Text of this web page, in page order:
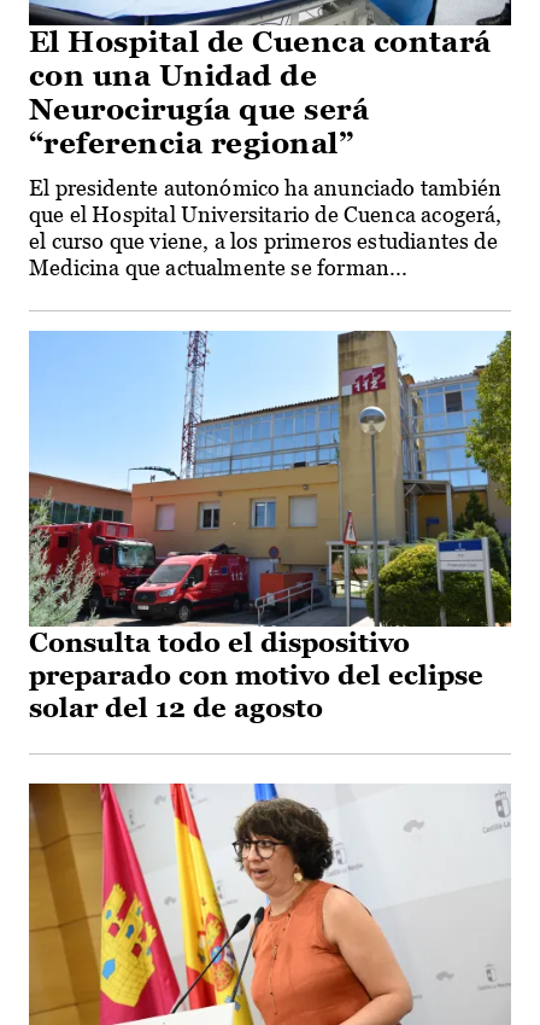
El Hospital de Cuenca contará
con una Unidad de
Neurocirugía que será
“referencia regional”
El presidente autonómico ha anunciado también
que el Hospital Universitario de Cuenca acogerá,
el curso que viene, a los primeros estudiantes de
Medicina que actualmente se forman...
Consulta todo el dispositivo
preparado con motivo del eclipse
solar del 12 de agosto